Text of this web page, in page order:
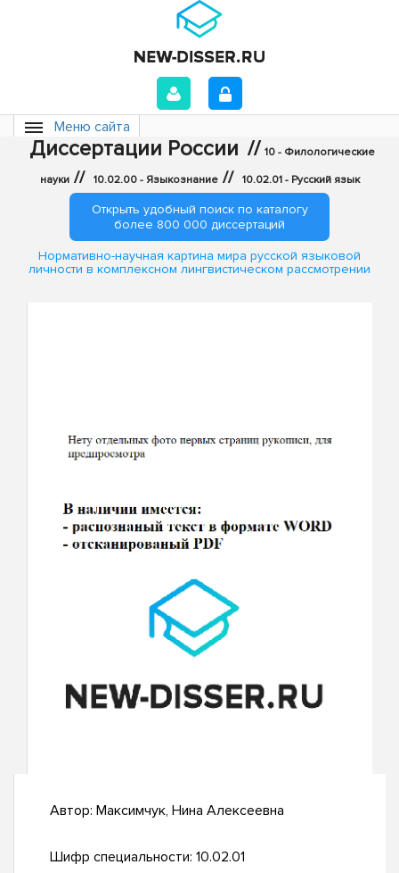
Меню сайта
Диссертации России // 10 - Филологические
науки // 10.02.00 - Языкознание // 10.02.01 - Русский язык
Открыть удобный поиск по каталогу
более 800 000 диссертаций
Нормативно-научная картина мира русской языковой
личности в комплексном лингвистическом рассмотрении
Автор: Максимчук, Нина Алексеевна
Шифр специальности: 10.02.01